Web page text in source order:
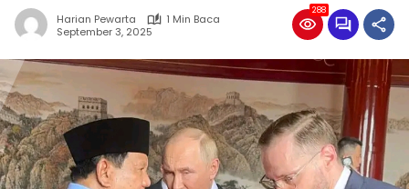
Harian Pewarta
1 Min Baca
September 3, 2025
288